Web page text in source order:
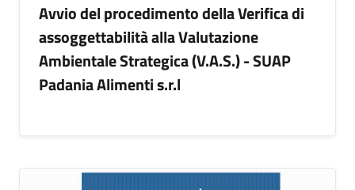
Avvio del procedimento della Verifica di
assoggettabilità alla Valutazione
Ambientale Strategica (V.A.S.) - SUAP
Padania Alimenti s.r.l